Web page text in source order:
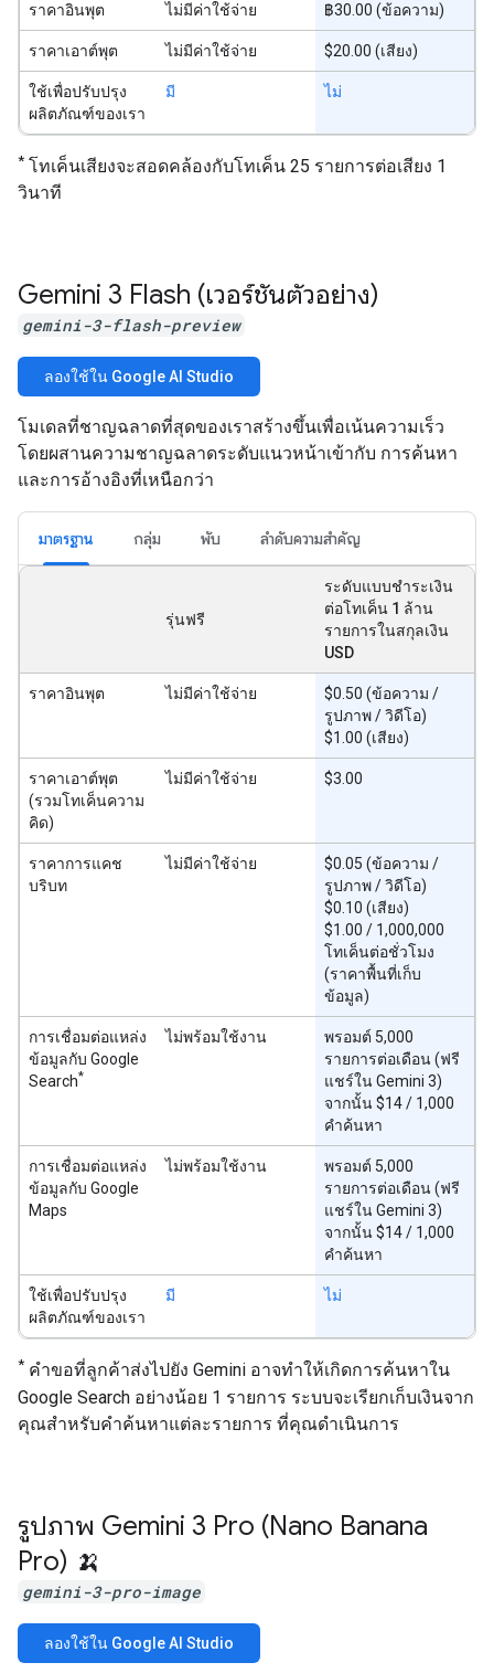
ราคาอินพุต ไม่มีค่าใช้จ่าย ฿30.00 (ข้อความ)
ราคาเอาต์พุต ไม่มีค่าใช้จ่าย $20.00 (เสียง)
ใช้เพื่อปรับปรุง
ผลิตภัณฑ์ของเรา
มี ไม่
* โทเค็นเสียงจะสอดคล้องกับโทเค็น 25 รายการต่อเสียง 1
วินาที
Gemini 3 Flash (เวอร์ชันตัวอย่าง)
gemini-3-flash-preview
ลองใช้ใน Google AI Studio
โมเดลที่ชาญฉลาดที่สุดของเราสร้างขึ้นเพื่อเน้นความเร็ว
โดยผสานความชาญฉลาดระดับแนวหน้าเข้ากับ การค้นหา
และการอ้างอิงที่เหนือกว่า
มาตรฐาน กลุ่ม พับ ลำดับความสำคัญ
รุ่นฟรี
ระดับแบบชำระเงิน
ต่อโทเค็น 1 ล้าน
รายการในสกุลเงิน
USD
ราคาอินพุต ไม่มีค่าใช้จ่าย
$0.50 (ข้อความ /
รูปภาพ / วิดีโอ)
$1.00 (เสียง)
ราคาเอาต์พุต
(รวมโทเค็นความ
คิด)
ไม่มีค่าใช้จ่าย $3.00
ราคาการแคช
บริบท
ไม่มีค่าใช้จ่าย
$0.05 (ข้อความ /
รูปภาพ / วิดีโอ)
$0.10 (เสียง)
$1.00 / 1,000,000
โทเค็นต่อชั่วโมง
(ราคาพื้นที่เก็บ
ข้อมูล)
การเชื่อมต่อแหล่ง
ข้อมูลกับ Google
Search*
ไม่พร้อมใช้งาน
พรอมต์ 5,000
รายการต่อเดือน (ฟรี
แชร์ใน Gemini 3)
จากนั้น $14 / 1,000
คำค้นหา
การเชื่อมต่อแหล่ง
ข้อมูลกับ Google
Maps
ไม่พร้อมใช้งาน
พรอมต์ 5,000
รายการต่อเดือน (ฟรี
แชร์ใน Gemini 3)
จากนั้น $14 / 1,000
คำค้นหา
ใช้เพื่อปรับปรุง
ผลิตภัณฑ์ของเรา
มี ไม่
* คำขอที่ลูกค้าส่งไปยัง Gemini อาจทำให้เกิดการค้นหาใน
Google Search อย่างน้อย 1 รายการ ระบบจะเรียกเก็บเงินจาก
คุณสำหรับคำค้นหาแต่ละรายการ ที่คุณดำเนินการ
รูปภาพ Gemini 3 Pro (Nano Banana
Pro) 🍌
gemini-3-pro-image
ลองใช้ใน Google AI Studio